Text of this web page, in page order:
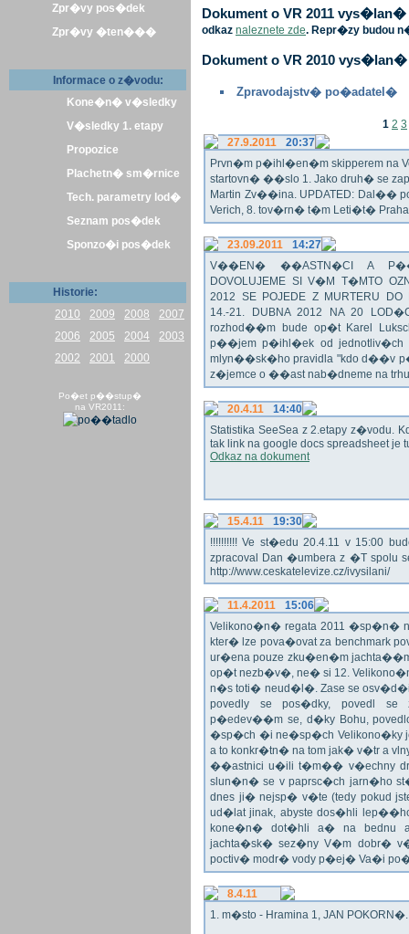
Zpr�vy pos�dek
Zpr�vy �ten���
Informace o z�vodu:
Kone�n� v�sledky
V�sledky 1. etapy
Propozice
Plachetn� sm�rnice
Tech. parametry lod�
Seznam pos�dek
Sponzo�i pos�dek
Historie:
2010
2009 2008
2007
2006
2005 2004
2003
2002
2001 2000
Po�et p��stup�
na VR2011:
Dokument o VR 2011
odkaz naleznete zde. Repr�zy budou
Dokument o VR 2010
Zpravodajstv� po�adatel�
1 2 3
27.9.2011
20:37
Prvn�m p�ihl�en�m skipperem na
startovn� ��slo 1. Jako druh� se
Martin Zv��ina. UPDATED: Dal��
Verich, 8. tov�rn� t�m Leti�t� Praha
23.09.2011
14:27
V��EN� ��ASTN�CI A
DOVOLUJEME SI V�M T�MTO
2012 SE POJEDE Z MURTERU
14.-21. DUBNA 2012 NA 20
rozhod��m bude op�t Karel
p��jem p�ihl�ek od jednotliv�ch
mlyn��sk�ho pravidla "kdo d��v
z�jemce o ��ast nab�dneme na
20.4.11
14:40
Statistika SeeSea z 2.etapy z�vodu.
tak link na google docs spreadsheet je
Odkaz na dokument
15.4.11
19:30
!!!!!!!!!! Ve st�edu 20.4.11 v 15:00
zpracoval Dan �umbera z �T spolu
http://www.ceskatelevize.cz/ivysilani/
11.4.2011
15:06
Velikono�n� regata 2011 �sp�n�
kter� lze pova�ovat za benchmark
ur�ena pouze zku�en�m
op�t nezb�v�, ne� si 12.
n�s toti� neud�l�. Zase se
povedly se pos�dky, povedl
p�edev��m se, d�ky Bohu,
�sp�ch �i ne�sp�ch Velikono�ky
a to konkr�tn� na tom jak� v�tr a
��astnici u�ili t�m�� v�echny
slun�n� se v paprsc�ch jarn�ho
dnes ji� nejsp� v�te (tedy pokud
ud�lat jinak, abyste dos�hli
kone�n� dot�hli a� na bednu
jachta�sk� sez�ny V�m dobr�
poctiv� modr� vody p�ej� Va�i
8.4.11
1. m�sto - Hramina 1, JAN